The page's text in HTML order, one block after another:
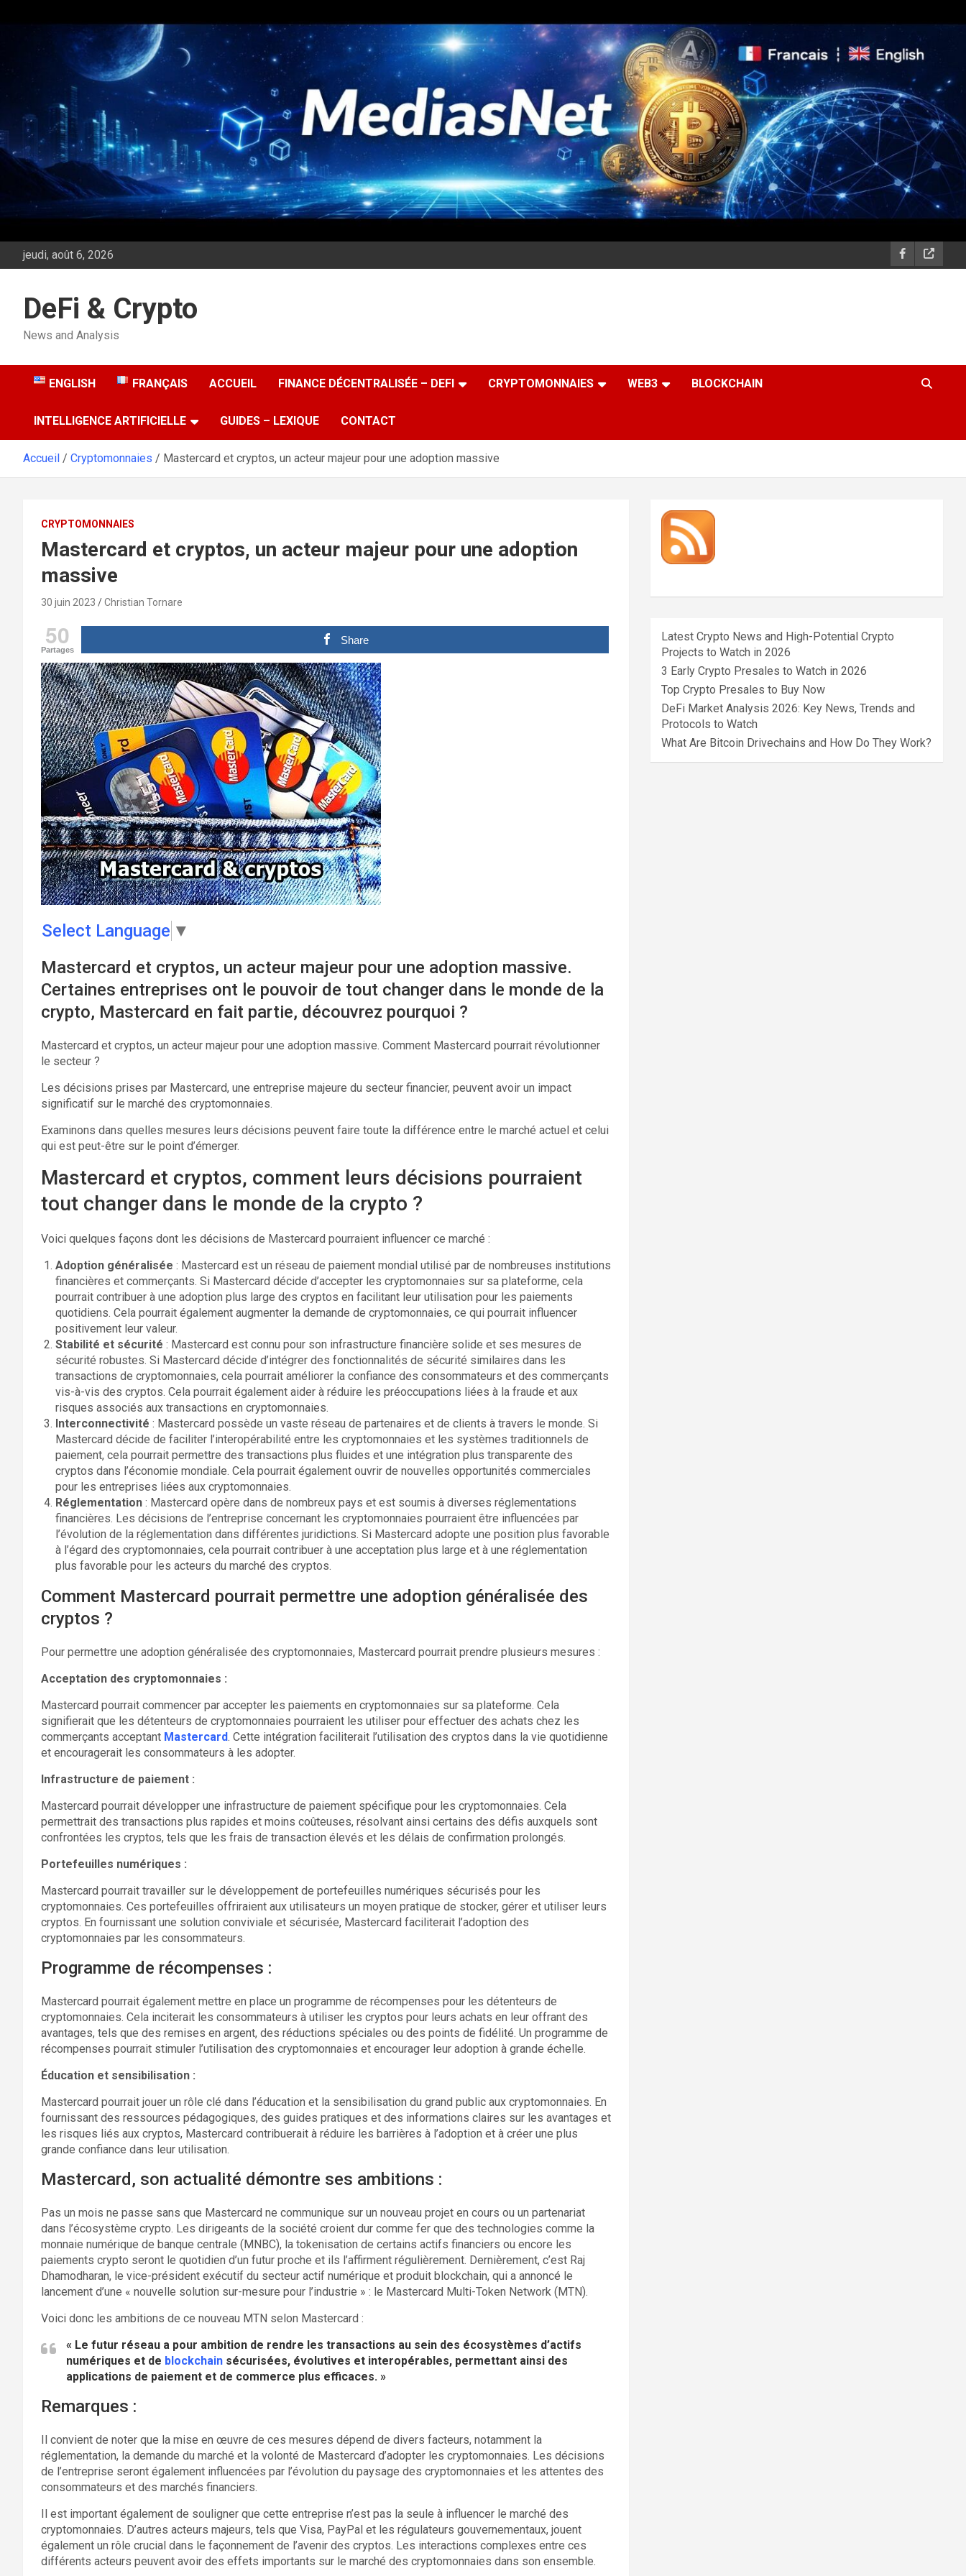
jeudi, août 6, 2026
DeFi & Crypto
News and Analysis
ENGLISH FRANÇAIS ACCUEIL FINANCE DÉCENTRALISÉE – DEFI CRYPTOMONNAIES WEB3 BLOCKCHAIN
INTELLIGENCE ARTIFICIELLE GUIDES – LEXIQUE CONTACT
Accueil Cryptomonnaies Mastercard et cryptos, un acteur majeur pour une adoption massive
CRYPTOMONNAIES
Mastercard et cryptos, un acteur majeur pour une adoption
massive
30 juin 2023 Christian Tornare
50
Partages
Share
Select Language ▼
Mastercard et cryptos, un acteur majeur pour une adoption massive.
Certaines entreprises ont le pouvoir de tout changer dans le monde de la
crypto, Mastercard en fait partie, découvrez pourquoi ?
Mastercard et cryptos, un acteur majeur pour une adoption massive. Comment Mastercard pourrait révolutionner
le secteur ?
Les décisions prises par Mastercard, une entreprise majeure du secteur financier, peuvent avoir un impact
significatif sur le marché des cryptomonnaies.
Examinons dans quelles mesures leurs décisions peuvent faire toute la différence entre le marché actuel et celui
qui est peut-être sur le point d’émerger.
Mastercard et cryptos, comment leurs décisions pourraient
tout changer dans le monde de la crypto ?
Voici quelques façons dont les décisions de Mastercard pourraient influencer ce marché :
Adoption généralisée : Mastercard est un réseau de paiement mondial utilisé par de nombreuses institutions
financières et commerçants. Si Mastercard décide d’accepter les cryptomonnaies sur sa plateforme, cela
pourrait contribuer à une adoption plus large des cryptos en facilitant leur utilisation pour les paiements
quotidiens. Cela pourrait également augmenter la demande de cryptomonnaies, ce qui pourrait influencer
positivement leur valeur.
Stabilité et sécurité : Mastercard est connu pour son infrastructure financière solide et ses mesures de
sécurité robustes. Si Mastercard décide d’intégrer des fonctionnalités de sécurité similaires dans les
transactions de cryptomonnaies, cela pourrait améliorer la confiance des consommateurs et des commerçants
vis-à-vis des cryptos. Cela pourrait également aider à réduire les préoccupations liées à la fraude et aux
risques associés aux transactions en cryptomonnaies.
Interconnectivité : Mastercard possède un vaste réseau de partenaires et de clients à travers le monde. Si
Mastercard décide de faciliter l’interopérabilité entre les cryptomonnaies et les systèmes traditionnels de
paiement, cela pourrait permettre des transactions plus fluides et une intégration plus transparente des
cryptos dans l’économie mondiale. Cela pourrait également ouvrir de nouvelles opportunités commerciales
pour les entreprises liées aux cryptomonnaies.
Réglementation : Mastercard opère dans de nombreux pays et est soumis à diverses réglementations
financières. Les décisions de l’entreprise concernant les cryptomonnaies pourraient être influencées par
l’évolution de la réglementation dans différentes juridictions. Si Mastercard adopte une position plus favorable
à l’égard des cryptomonnaies, cela pourrait contribuer à une acceptation plus large et à une réglementation
plus favorable pour les acteurs du marché des cryptos.
Comment Mastercard pourrait permettre une adoption généralisée des
cryptos ?
Pour permettre une adoption généralisée des cryptomonnaies, Mastercard pourrait prendre plusieurs mesures :
Acceptation des cryptomonnaies :
Mastercard pourrait commencer par accepter les paiements en cryptomonnaies sur sa plateforme. Cela
signifierait que les détenteurs de cryptomonnaies pourraient les utiliser pour effectuer des achats chez les
commerçants acceptant Mastercard. Cette intégration faciliterait l’utilisation des cryptos dans la vie quotidienne
et encouragerait les consommateurs à les adopter.
Infrastructure de paiement :
Mastercard pourrait développer une infrastructure de paiement spécifique pour les cryptomonnaies. Cela
permettrait des transactions plus rapides et moins coûteuses, résolvant ainsi certains des défis auxquels sont
confrontées les cryptos, tels que les frais de transaction élevés et les délais de confirmation prolongés.
Portefeuilles numériques :
Mastercard pourrait travailler sur le développement de portefeuilles numériques sécurisés pour les
cryptomonnaies. Ces portefeuilles offriraient aux utilisateurs un moyen pratique de stocker, gérer et utiliser leurs
cryptos. En fournissant une solution conviviale et sécurisée, Mastercard faciliterait l’adoption des
cryptomonnaies par les consommateurs.
Programme de récompenses :
Mastercard pourrait également mettre en place un programme de récompenses pour les détenteurs de
cryptomonnaies. Cela inciterait les consommateurs à utiliser les cryptos pour leurs achats en leur offrant des
avantages, tels que des remises en argent, des réductions spéciales ou des points de fidélité. Un programme de
récompenses pourrait stimuler l’utilisation des cryptomonnaies et encourager leur adoption à grande échelle.
Éducation et sensibilisation :
Mastercard pourrait jouer un rôle clé dans l’éducation et la sensibilisation du grand public aux cryptomonnaies. En
fournissant des ressources pédagogiques, des guides pratiques et des informations claires sur les avantages et
les risques liés aux cryptos, Mastercard contribuerait à réduire les barrières à l’adoption et à créer une plus
grande confiance dans leur utilisation.
Mastercard, son actualité démontre ses ambitions :
Pas un mois ne passe sans que Mastercard ne communique sur un nouveau projet en cours ou un partenariat
dans l’écosystème crypto. Les dirigeants de la société croient dur comme fer que des technologies comme la
monnaie numérique de banque centrale (MNBC), la tokenisation de certains actifs financiers ou encore les
paiements crypto seront le quotidien d’un futur proche et ils l’affirment régulièrement. Dernièrement, c’est Raj
Dhamodharan, le vice-président exécutif du secteur actif numérique et produit blockchain, qui a annoncé le
lancement d’une « nouvelle solution sur-mesure pour l’industrie » : le Mastercard Multi-Token Network (MTN).
Voici donc les ambitions de ce nouveau MTN selon Mastercard :
« Le futur réseau a pour ambition de rendre les transactions au sein des écosystèmes d’actifs
numériques et de blockchain sécurisées, évolutives et interopérables, permettant ainsi des
applications de paiement et de commerce plus efficaces. »
Remarques :
Il convient de noter que la mise en œuvre de ces mesures dépend de divers facteurs, notamment la
réglementation, la demande du marché et la volonté de Mastercard d’adopter les cryptomonnaies. Les décisions
de l’entreprise seront également influencées par l’évolution du paysage des cryptomonnaies et les attentes des
consommateurs et des marchés financiers.
Il est important également de souligner que cette entreprise n’est pas la seule à influencer le marché des
cryptomonnaies. D’autres acteurs majeurs, tels que Visa, PayPal et les régulateurs gouvernementaux, jouent
également un rôle crucial dans le façonnement de l’avenir des cryptos. Les interactions complexes entre ces
différents acteurs peuvent avoir des effets importants sur le marché des cryptomonnaies dans son ensemble.
Latest Crypto News and High-Potential Crypto
Projects to Watch in 2026
3 Early Crypto Presales to Watch in 2026
Top Crypto Presales to Buy Now
DeFi Market Analysis 2026: Key News, Trends and
Protocols to Watch
What Are Bitcoin Drivechains and How Do They Work?